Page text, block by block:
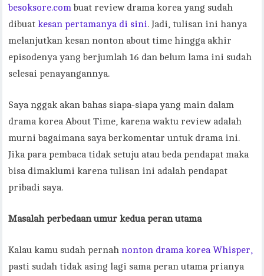
besoksore.com buat review drama korea yang sudah
dibuatkesan pertamanya di sini. Jadi, tulisan ini hanya
melanjutkan kesan nonton about time hingga akhir
episodenya yang berjumlah 16 dan belum lama ini sudah
selesai penayangannya.
Saya nggak akan bahas siapa-siapa yang main dalam
drama korea About Time, karena waktu review adalah
murni bagaimana saya berkomentar untuk drama ini.
Jika para pembaca tidak setuju atau beda pendapat maka
bisa dimaklumi karena tulisan ini adalah pendapat
pribadi saya.
Masalah perbedaan umur kedua peran utama
Kalau kamu sudah pernahnonton drama korea Whisper,
pasti sudah tidak asing lagi sama peran utama prianya